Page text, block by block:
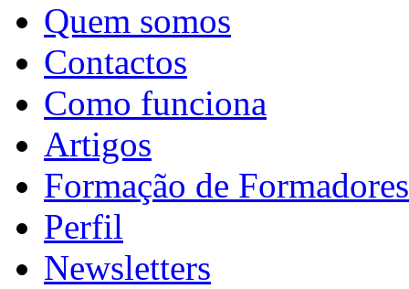
Quem somos
Contactos
Como funciona
Artigos
Formação de Formadores
Perfil
Newsletters